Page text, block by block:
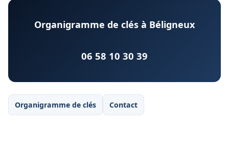
Organigramme de clés à Béligneux
06 58 10 30 39
Organigramme de clés Contact